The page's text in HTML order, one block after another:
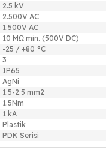
2.5 kV
2.500V AC
1.500V AC
10 MΩ min. (500V DC)
-25 / +80 °C
3
IP65
AgNi
1.5-2.5 mm2
1.5Nm
1 kA
Plastik
PDK Serisi